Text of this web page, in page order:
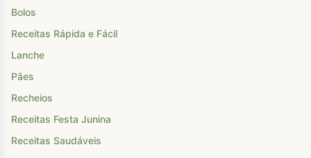
Bolos
Receitas Rápida e Fácil
Lanche
Pães
Recheios
Receitas Festa Junina
Receitas Saudáveis